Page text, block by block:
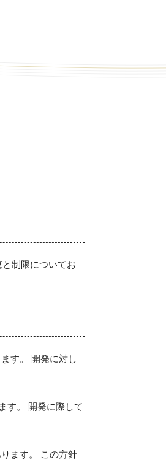
制限についてお
す。 開発に対し
す。 開発に際して
ます。 この方針